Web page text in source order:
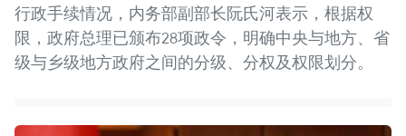
行政手续情况，内务部副部长阮氏河表示，根据权
限，政府总理已颁布28项政令，明确中央与地方、省
级与乡级地方政府之间的分级、分权及权限划分。